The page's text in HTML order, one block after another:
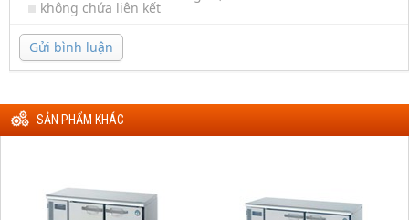
không chứa liên kết
Gửi bình luận
SẢN PHẨM KHÁC